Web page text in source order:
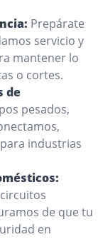
Prepárate
servicio y
mantener lo
o cortes.
de
pesados,
industrias
de que tu
en